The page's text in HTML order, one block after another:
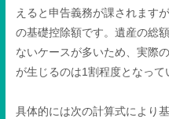
えると申告義務が課されます
の基礎控除額です。遺産の総
ないケースが多いため、実際
が生じるのは1割程度となって
具体的には次の計算式により